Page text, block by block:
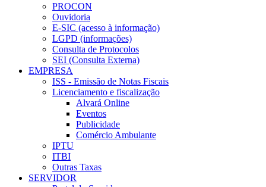
PROCON
Ouvidoria
E-SIC (acesso à informação)
LGPD (informações)
Consulta de Protocolos
SEI (Consulta Externa)
EMPRESA
ISS - Emissão de Notas Fiscais
Licenciamento e fiscalização
Alvará Online
Eventos
Publicidade
Comércio Ambulante
IPTU
ITBI
Outras Taxas
SERVIDOR